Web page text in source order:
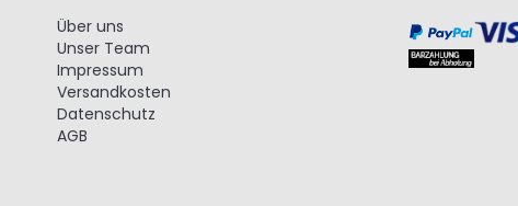
Über uns
Unser Team
Impressum
Versandkosten
Datenschutz
AGB